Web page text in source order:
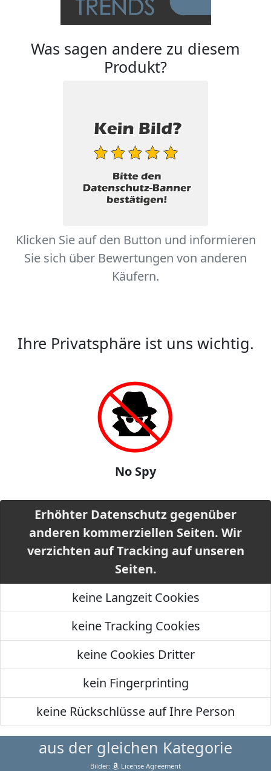
Was sagen andere zu diesem
Produkt?
Klicken Sie auf den Button und informieren
Sie sich über Bewertungen von anderen
Käufern.
Ihre Privatsphäre ist uns wichtig.
No Spy
Erhöhter Datenschutz gegenüber
anderen kommerziellen Seiten. Wir
verzichten auf Tracking auf unseren
Seiten.
keine Langzeit Cookies
keine Tracking Cookies
keine Cookies Dritter
kein Fingerprinting
keine Rückschlüsse auf Ihre Person
aus der gleichen Kategorie
Bilder: License Agreement